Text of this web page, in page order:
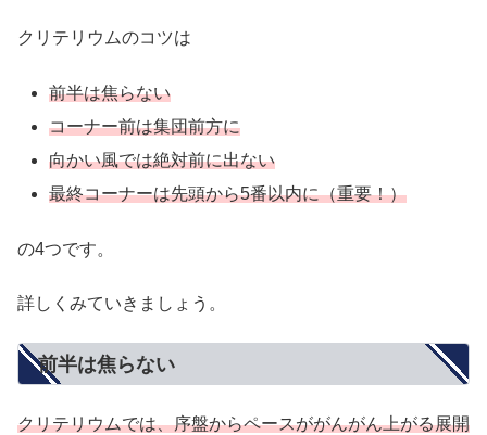
クリテリウムのコツは
前半は焦らない
コーナー前は集団前方に
向かい風では絶対前に出ない
最終コーナーは先頭から5番以内に（重要！）
の4つです。
詳しくみていきましょう。
前半は焦らない
クリテリウムでは、序盤からペースががんがん上がる展開